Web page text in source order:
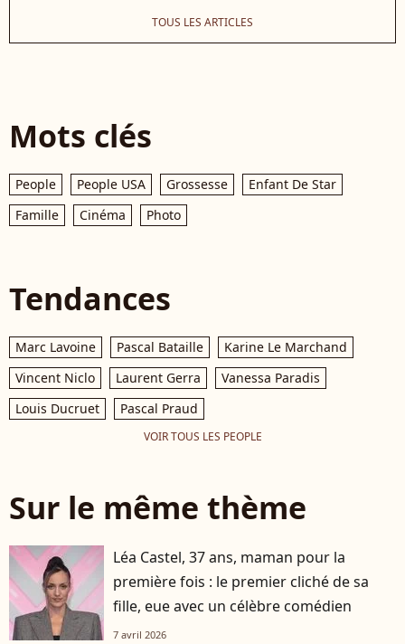
TOUS LES ARTICLES
Mots clés
People People USA Grossesse
Enfant De Star
Famille
Cinéma Photo
Tendances
Marc Lavoine Pascal Bataille
Karine Le Marchand
Vincent Niclo
Laurent Gerra
Vanessa Paradis
Louis Ducruet
Pascal Praud
VOIR TOUS LES PEOPLE
Sur le même thème
Léa Castel, 37 ans, maman pour la
première fois : le premier cliché de sa
fille, eue avec un célèbre comédien
7 avril 2026